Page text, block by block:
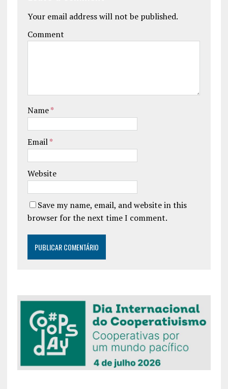
Your email address will not be published.
Comment
Name*
Email*
Website
Save my name, email, and website in this
browser for the next time I comment.